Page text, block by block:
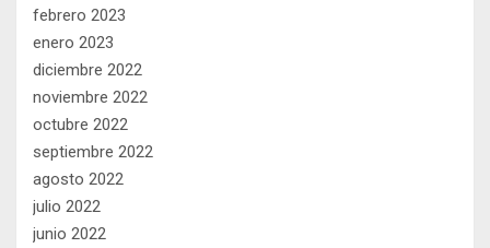
febrero 2023
enero 2023
diciembre 2022
noviembre 2022
octubre 2022
septiembre 2022
agosto 2022
julio 2022
junio 2022